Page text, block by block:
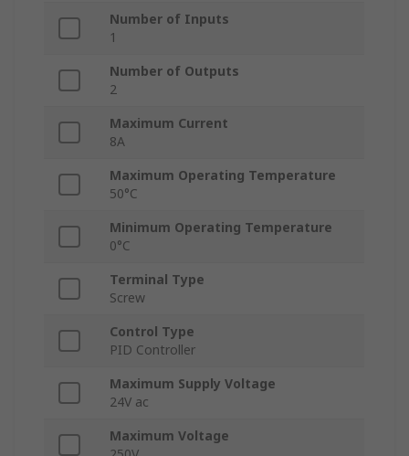
Number of Inputs
1
Number of Outputs
2
Maximum Current
8A
Maximum Operating Temperature
50°C
Minimum Operating Temperature
0°C
Terminal Type
Screw
Control Type
PID Controller
Maximum Supply Voltage
24V ac
Maximum Voltage